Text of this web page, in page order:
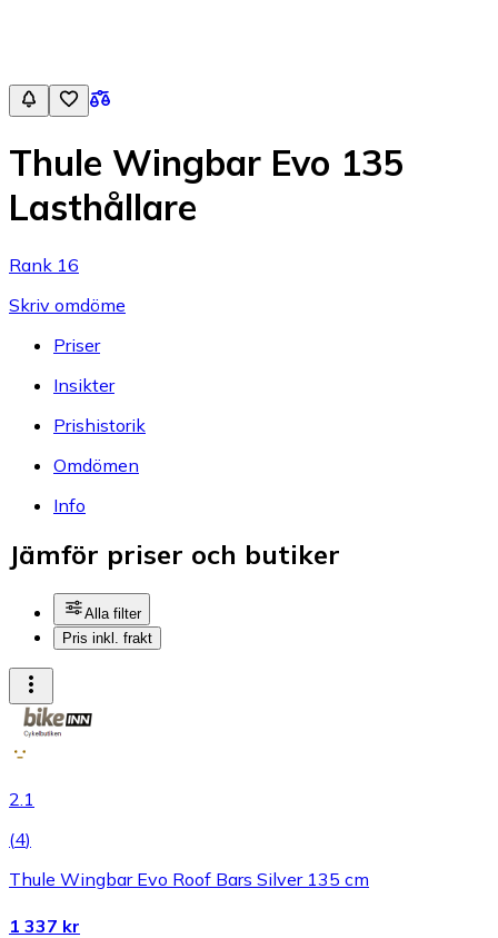
Thule Wingbar Evo 135
Lasthållare
Rank 16
Skriv omdöme
Priser
Insikter
Prishistorik
Omdömen
Info
Jämför priser och butiker
Alla filter
Pris inkl. frakt
2.1
(4)
Thule Wingbar Evo Roof Bars Silver 135 cm
1 337 kr